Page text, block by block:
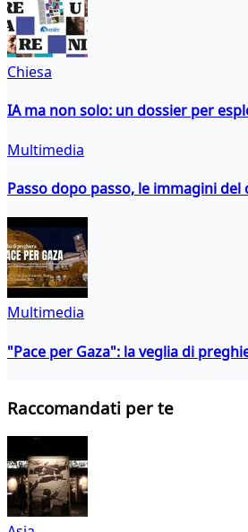
Chiesa
IA ma non solo: un dossier per
Multimedia
Passo dopo passo, le immagini
Multimedia
"Pace per Gaza": la veglia di
Raccomandati per te